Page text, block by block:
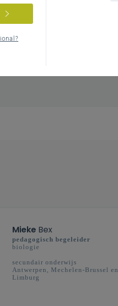
MiekeBex
pedagogisch begeleider
biologie
secundair onderwijs
Antwerpen, Mechelen-Brussel en
Limburg